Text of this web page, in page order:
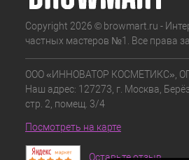
Copyright 2026 © browmart.ru -
частных мастеров №1. Все права
ООО «ИННОВАТОР КОСМЕТИКС»,
Наш адрес: 127273, г. Москва,
стр. 2, помещ. 3/4
Посмотреть на карте
Оставьте отзыв